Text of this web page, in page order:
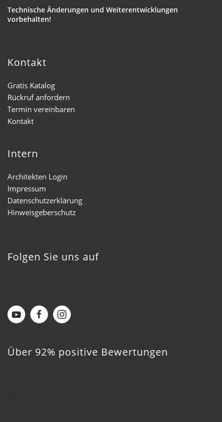
Technische Änderungen und Weiterentwicklungen
vorbehalten!
Kontakt
Gratis Katalog
Rückruf anfordern
Termin vereinbaren
Kontakt
Intern
Architekten Login
Impressum
Datenschutzerklärung
Hinweisgeberschutz
Folgen Sie uns auf
Über 92% positive Bewertungen